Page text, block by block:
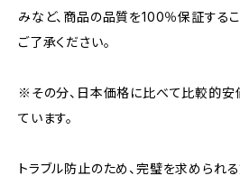
みなど、商品の品質を100％保証する
ご了承ください。
※その分、日本価格に比べて比較的安
ています。
トラブル防止のため、完璧を求められ